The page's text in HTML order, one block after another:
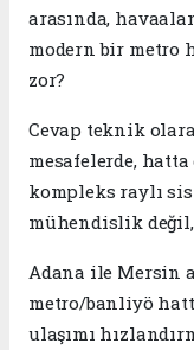
arasında,
modern bir metro
zor?
Cevap teknik
mesafelerde,
kompleks raylı
mühendislik
Adana ile Mersin
metro/banliyö
ulaşımı